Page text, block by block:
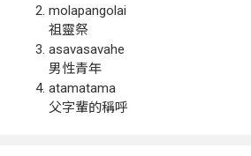
molapangolai
祖靈祭
asavasavahe
男性青年
atamatama
父字輩的稱呼